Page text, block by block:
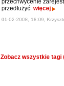
przechwycenie
przedłużyć więcej
01-02-2008, 18:09,
Zobacz wszystkie tagi